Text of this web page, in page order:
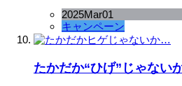
2025Mar01
キャンペーン
たかだか“ひげ”じゃない